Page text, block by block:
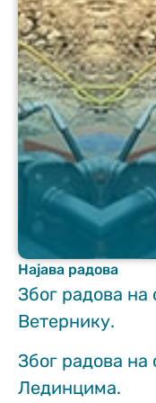
Најава радова
Због радова на
Ветернику.
Због радова на
Лединцима.
Неопходно
These
cookies are
not optional.
needed for
the website
to function.
In order for us
the website's